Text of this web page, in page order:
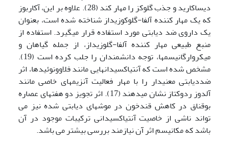
دی­ساکارید و جذب گلوکز را مهار کند (28). علاوه بر این، آکاربوز
که یک مهار کننده آلفا-گلوکوزیداز شناخته شده است، بعنوان
یک داروی ضد دیابتی مورد استفاده قرار می­گیرد. استفاده از
منبع طبیعی مهار کننده آلفا-گلوزیداز، از جمله گیاهان و
میکروارگانیسم­ها، توجه دانشمندان را جلب کرده است (19).
مشخص شده است که آنتی­اکسیدان­هایی مانند فلاوونوئیدها، اثر
ضددیابتی معنی­دار را با مهار فعالیت آنزیم­های خاصی مانند
آلدوز ردوکتاز نشان می­دهند (17). اثر تجویز دو هفته­ای عصاره
بوقناق در کاهش قندخون در موش­های دیابتی شده نیز می
تواند ناشی از خاصیت آنتی­اکسیدانی ترکیبات موجود در آن
باشد که مکانیسم اثر آن نیازمند بررسی بیشتر می باشد.